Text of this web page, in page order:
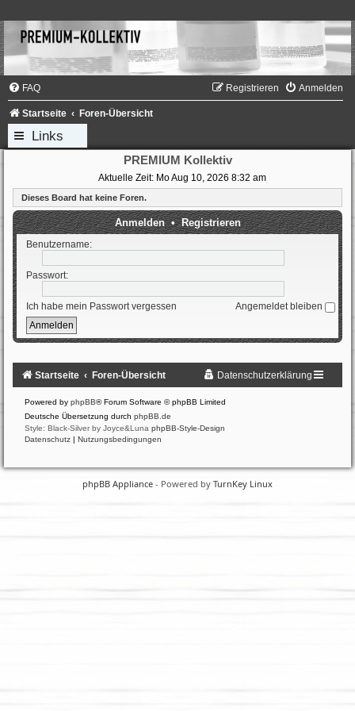
FAQ Anmelden
Registrieren
Startseite Foren-Übersicht
Links
PREMIUM Kollektiv
Aktuelle Zeit: Mo Aug 10, 2026 8:32 am
Dieses Board hat keine Foren.
Anmelden•Registrieren
Benutzername:
Passwort:
Ich habe mein Passwort vergessen Angemeldet bleiben
Startseite Foren-Übersicht Datenschutzerklärung
Powered by phpBB® Forum Software © phpBB Limited
Deutsche Übersetzung durch phpBB.de
Style: Black-Silver by Joyce&Luna phpBB-Style-Design
Datenschutz | Nutzungsbedingungen
phpBB Appliance - Powered by TurnKey Linux